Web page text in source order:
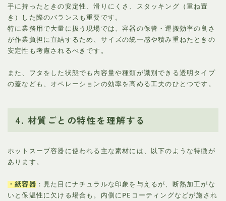
手に持ったときの安定性、滑りにくさ、スタッキング（重ね置
き）した際のバランスも重要です。
特に業務用で大量に扱う現場では、容器の保管・運搬効率の良さ
が作業負担に直結するため、サイズの統一感や積み重ねたときの
安定性も考慮されるべきです。
また、フタをした状態でも内容量や種類が識別できる透明タイプ
の蓋なども、オペレーションの効率を高める工夫のひとつです。
4. 材質ごとの特性を理解する
ホットスープ容器に使われる主な素材には、以下のような特徴が
あります。
・紙容器 ：見た目にナチュラルな印象を与えるが、断熱加工がな
いと保温性に欠ける場合も。内側にPEコーティングなどが施され